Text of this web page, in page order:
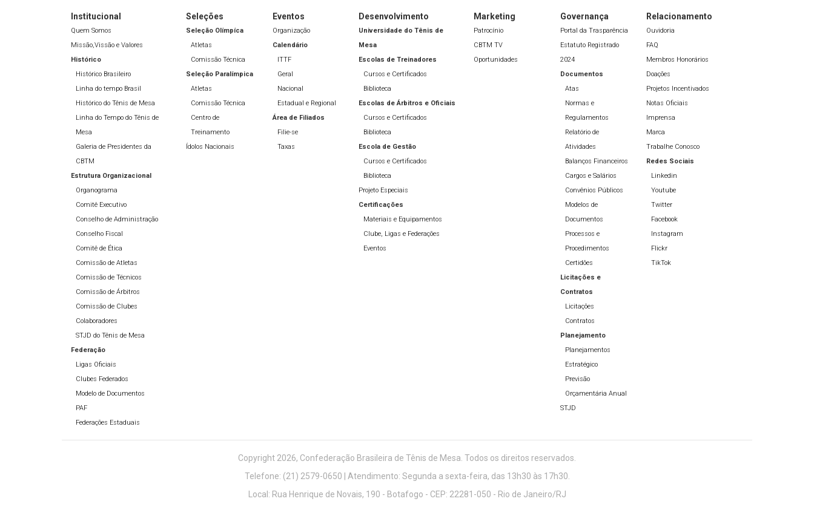
Institucional
Quem Somos
Missão,Vissão e Valores
Histórico
Histórico Brasileiro
Linha do tempo Brasil
Histórico do Tênis de Mesa
Linha do Tempo do Tênis de
Mesa
Galeria de Presidentes da
CBTM
Estrutura Organizacional
Organograma
Comitê Executivo
Conselho de Administração
Conselho Fiscal
Comitê de Ética
Comissão de Atletas
Comissão de Técnicos
Comissão de Árbitros
Comissão de Clubes
Colaboradores
STJD do Tênis de Mesa
Federação
Ligas Oficiais
Clubes Federados
Modelo de Documentos
PAF
Federações Estaduais
Seleções
Seleção Olímpíca
Atletas
Comissão Técnica
Seleção Paralímpica
Atletas
Comissão Técnica
Centro de
Treinamento
Ídolos Nacionais
Eventos
Organização
Calendário
ITTF
Geral
Nacional
Estadual e Regional
Área de Filiados
Filie-se
Taxas
Desenvolvimento
Universidade do Tênis de
Mesa
Escolas de Treinadores
Cursos e Certificados
Biblioteca
Escolas de Árbitros e Oficiais
Cursos e Certificados
Biblioteca
Escola de Gestão
Cursos e Certificados
Biblioteca
Projeto Especiais
Certificações
Materiais e Equipamentos
Clube, Ligas e Federações
Eventos
Marketing
Patrocínio
CBTM TV
Oportunidades
Governança
Portal da Trasparência
Estatuto Registrado
2024
Documentos
Atas
Normas e
Regulamentos
Relatório de
Atividades
Balanços Financeiros
Cargos e Salários
Convênios Públicos
Modelos de
Documentos
Processos e
Procedimentos
Certidões
Licitações e
Contratos
Licitações
Contratos
Planejamento
Planejamentos
Estratégico
Previsão
Orçamentária Anual
STJD
Relacionamento
Ouvidoria
FAQ
Membros Honorários
Doações
Projetos Incentivados
Notas Oficiais
Imprensa
Marca
Trabalhe Conosco
Redes Sociais
Linkedin
Youtube
Twitter
Facebook
Instagram
Flickr
TikTok
Copyright 2026, Confederação Brasileira de Tênis de Mesa. Todos os direitos reservados.
Telefone: (21) 2579-0650 | Atendimento: Segunda a sexta-feira, das 13h30 às 17h30.
Local: Rua Henrique de Novais, 190 - Botafogo - CEP: 22281-050 - Rio de Janeiro/RJ